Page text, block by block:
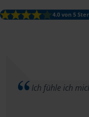
4.0 von 5
Ich fühle ich